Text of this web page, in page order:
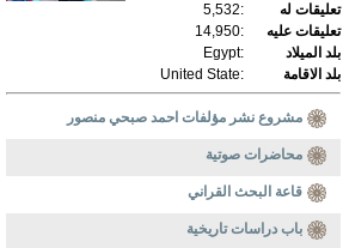
تعليقات له
:
5,532
تعليقات عليه
:
14,950
بلد الميلاد
:
Egypt
بلد الاقامة
:
United State
مشروع نشر مؤلفات احمد صبحي منصور
محاضرات صوتية
قاعة البحث القراني
باب دراسات تاريخية